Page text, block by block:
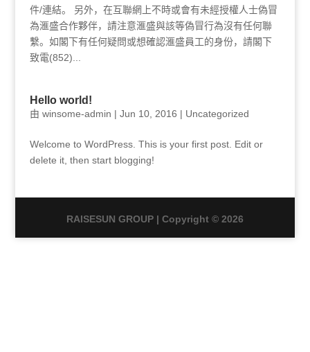
件/連結。 另外，在互聯網上不時或會有未經授權人士偽冒
為滙盛合作夥伴，請注意滙盛與該等偽冒行為沒有任何聯
繫。如閣下有任何疑問或想確認滙盛員工的身份，請閣下
致電(852)...
Hello world!
由 winsome-admin | Jun 10, 2016 | Uncategorized
Welcome to WordPress. This is your first post. Edit or
delete it, then start blogging!
RAISESUN GROUP | Copyright © 2026